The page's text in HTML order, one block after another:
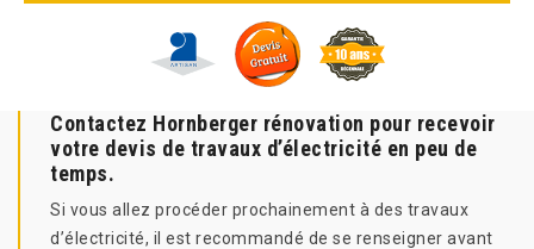
Contactez Hornberger rénovation pour recevoir
votre devis de travaux d’électricité en peu de
temps.
Si vous allez procéder prochainement à des travaux
d’électricité, il est recommandé de se renseigner avant